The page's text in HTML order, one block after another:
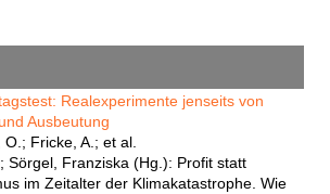
Realexperimente jenseits von
Ausbeutung
Fricke, A.; et al.
Sörgel, Franziska (Hg.): Profit statt
im Zeitalter der Klimakatastrophe. Wie